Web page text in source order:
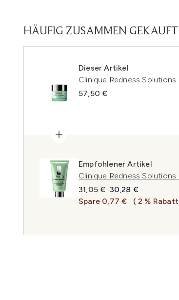
HÄUFIG ZUSAMMEN GEKAUFT
Dieser Artikel
Clinique Redness
57,50 €
Empfohlener Artikel
Clinique Redness
Unverbindliche
31,05 € Aktueller Preis:
30,28 €
Spare 0,77 €
( 2 %